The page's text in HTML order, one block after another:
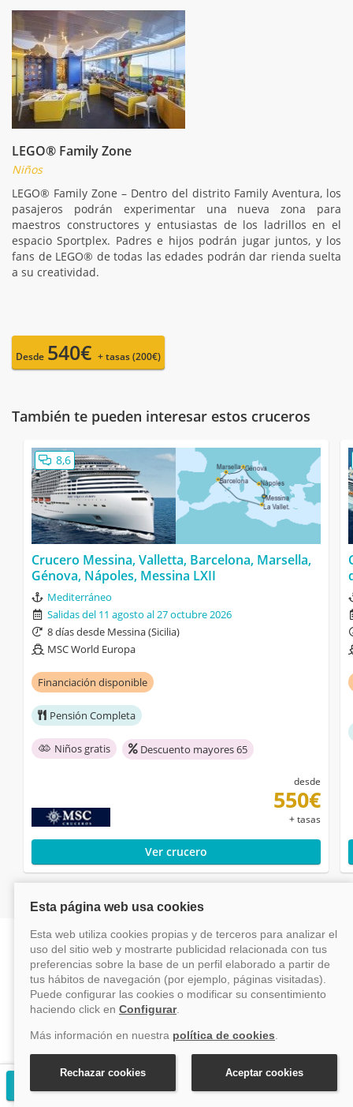
LEGO® Family Zone
Niños
LEGO® Family Zone – Dentro del distrito Family Aventura, los
pasajeros podrán experimentar una nueva zona para
maestros constructores y entusiastas de los ladrillos en el
espacio Sportplex. Padres e hijos podrán jugar juntos, y los
fans de LEGO® de todas las edades podrán dar rienda suelta
a su creatividad.
Desde 540€ + tasas (200€)
También te pueden interesar estos cruceros
8,6
Crucero Messina, Valletta, Barcelona, Marsella,
Génova, Nápoles, Messina LXII
Mediterráneo
Salidas del 11 agosto al 27 octubre 2026
8 días desde Messina (Sicilia)
MSC World Europa
Financiación disponible
Pensión Completa
Niños gratis Descuento mayores 65
desde
550€
+ tasas
Ver crucero
¿Por qué reservar con Vayacruceros?
Reserva online fácil Pago seguro